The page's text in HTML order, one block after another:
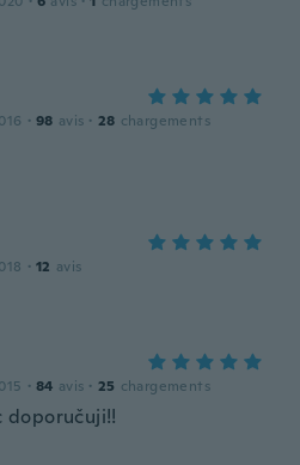
· 98 avis · 28 chargements
· 12 avis
· 84 avis · 25 chargements
doporučuji!!